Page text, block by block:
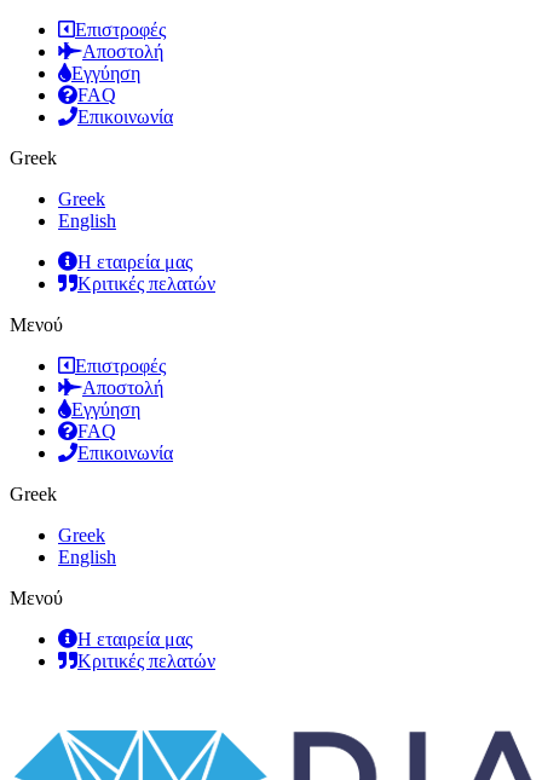
Επιστροφές
Αποστολή
Εγγύηση
FAQ
Επικοινωνία
Greek
Greek
English
Η εταιρεία μας
Κριτικές πελατών
Μενού
Επιστροφές
Αποστολή
Εγγύηση
FAQ
Επικοινωνία
Greek
Greek
English
Μενού
Η εταιρεία μας
Κριτικές πελατών